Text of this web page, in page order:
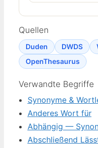
Quellen
Duden DWDS
OpenThesaurus
Verwandte Begriffe
Synonyme &
Anderes Wort für
Abhängig —
Abschließend